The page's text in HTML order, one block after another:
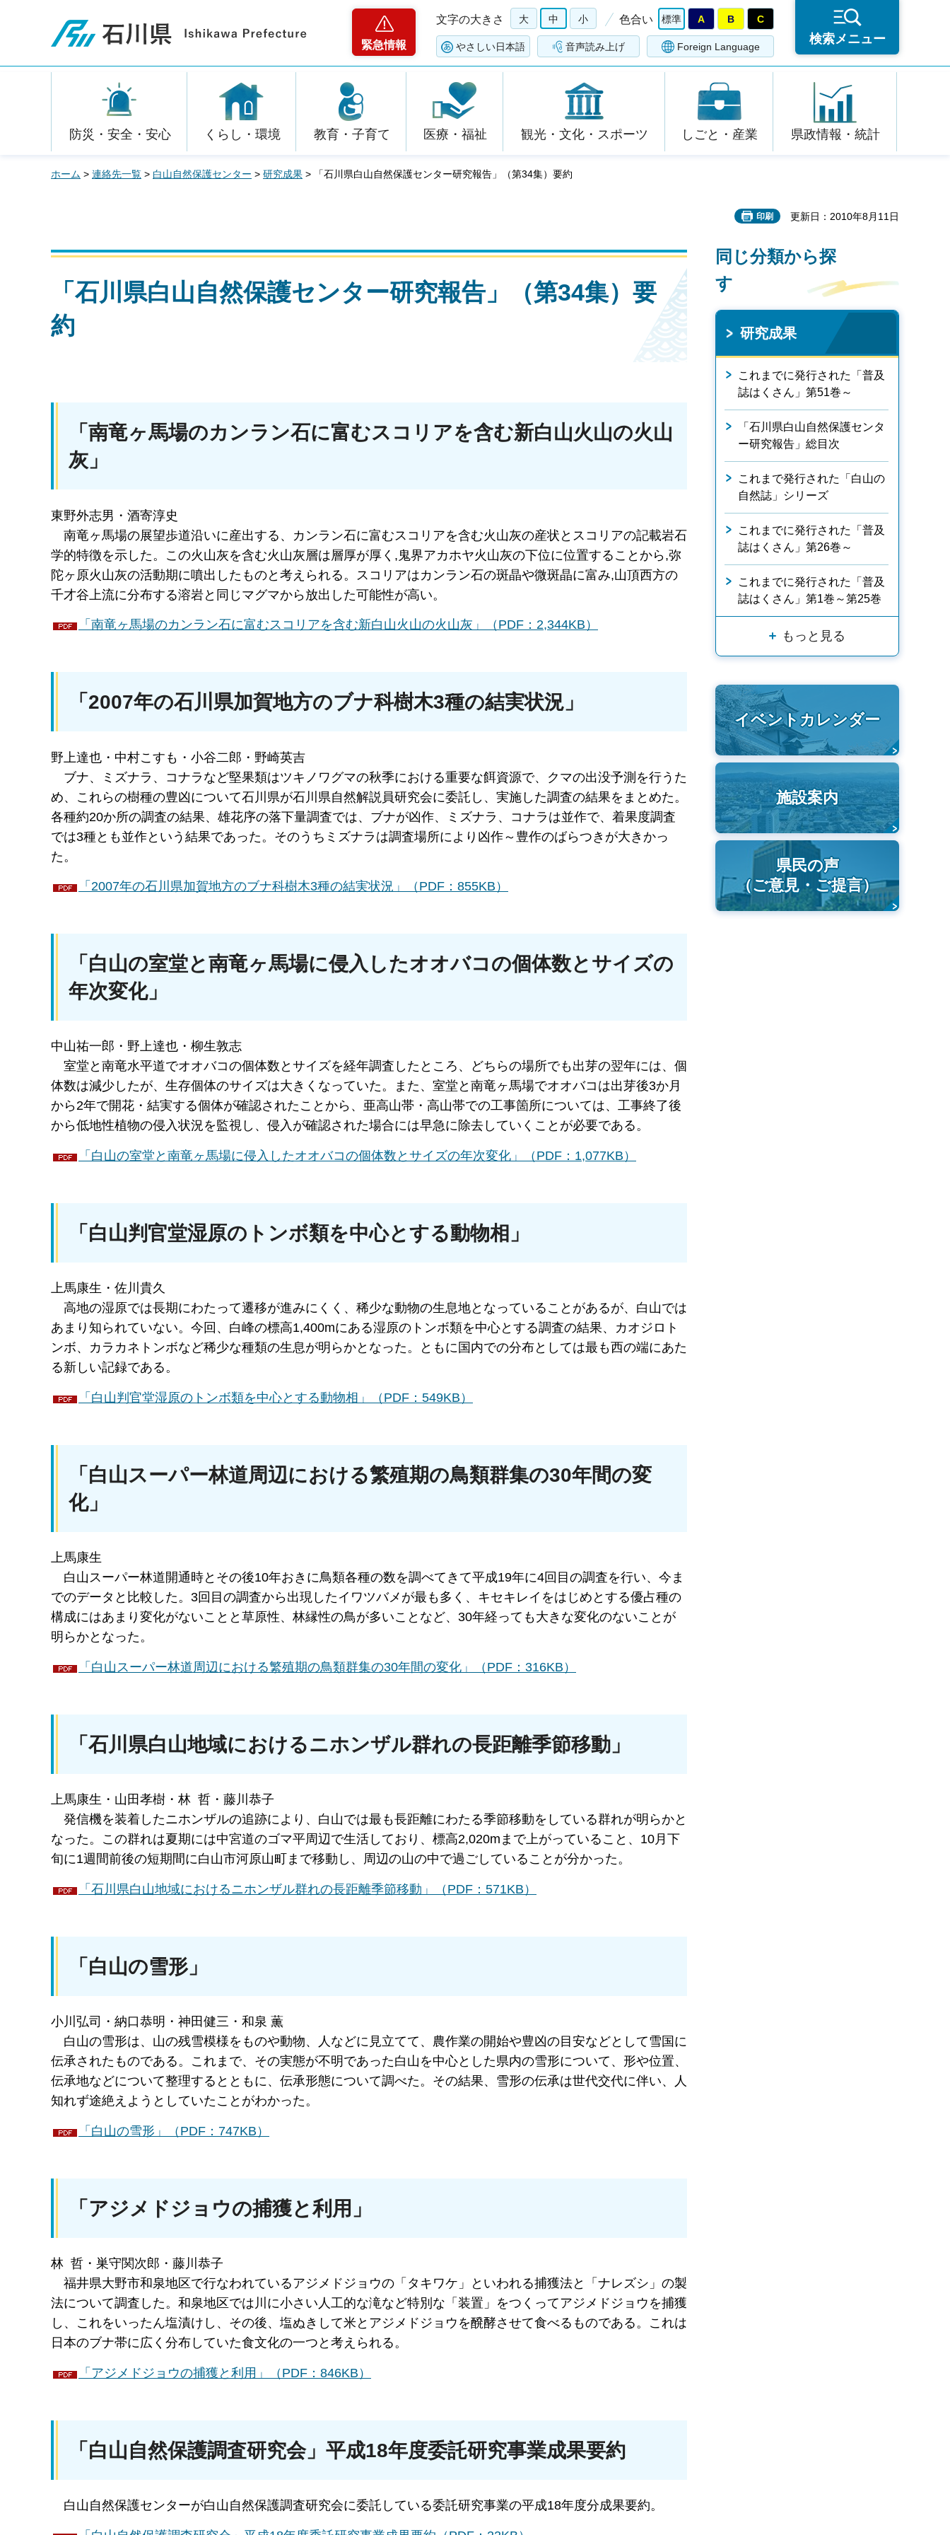
石川県
緊急情報
文字の大きさ 大 中 小 色合い 標準 A B C
やさしい日本語 音声読み上げ Foreign Language
検索メニュー
防災・安全・安心 くらし・環境 教育・子育て 医療・福祉 観光・文化・スポーツ しごと・産業 県政情報・統計
ホーム > 連絡先一覧 > 白山自然保護センター > 研究成果 > 「石川県白山自然保護センター研究報告」（第34集）要約
印刷 更新日：2010年8月11日
「石川県白山自然保護センター研究報告」（第34集）要
約
「南竜ヶ馬場のカンラン石に富むスコリアを含む新白山火山の火山
灰」
東野外志男・酒寄淳史
南竜ヶ馬場の展望歩道沿いに産出する、カンラン石に富むスコリアを含む火山灰の産状とスコリアの記載岩石
学的特徴を示した。この火山灰を含む火山灰層は層厚が厚く,鬼界アカホヤ火山灰の下位に位置することから,弥
陀ヶ原火山灰の活動期に噴出したものと考えられる。スコリアはカンラン石の斑晶や微斑晶に富み,山頂西方の
千才谷上流に分布する溶岩と同じマグマから放出した可能性が高い。
「南竜ヶ馬場のカンラン石に富むスコリアを含む新白山火山の火山灰」（PDF：2,344KB）
「2007年の石川県加賀地方のブナ科樹木3種の結実状況」
野上達也・中村こすも・小谷二郎・野崎英吉
ブナ、
ミズナラ、コナラなど堅果類はツキノワグマの秋季における重要な餌資源で、クマの出没予測を行うた
め、これらの樹種の豊凶について石川県が石川県自然解説員研究会に委託し、実施した調査の結果をまとめた。
各種約20か所の調査の結果、雄花序の落下量調査では、ブナが凶作、ミズナラ、コナラは並作で、着果度調査
では3種とも並作という結果であった。そのうちミズナラは調査場所により凶作～豊作のばらつきが大きかっ
た。
「2007年の石川県加賀地方のブナ科樹木3種の結実状況」（PDF：855KB）
「白山の室堂と南竜ヶ馬場に侵入したオオバコの個体数とサイズの
年次変化」
中山祐一郎・野上達也・柳生敦志
室堂 と南竜水平道でオオバコの個体数とサイズを経年調査したところ、どちらの場所でも出芽の翌年には、個
体数は減少したが、生存個体のサイズは大きくなっていた。また、室堂と南竜ヶ馬場でオオバコは出芽後3か月
から2年で開花・結実する個体が確認されたことから、亜高山帯・高山帯での工事箇所については、工事終了後
から低地性植物の侵入状況を監視し、侵入が確認された場合には早急に除去していくことが必要である。
「白山の室堂と南竜ヶ馬場に侵入したオオバコの個体数とサイズの年次変化」（PDF：1,077KB）
「白山判官堂湿原のトンボ類を中心とする動物相」
上馬康生・佐川貴久
高地の湿原では長期にわたって遷移が進みにくく、稀少な動物の生息地となっていることがあるが、白山では
あまり知られていない。今回、白峰の標高1,400mにある湿原のトンボ類を中心とする調査の結果、カオジロト
ンボ、カラカネトンボなど稀少な種類の生息が明らかとなった。ともに国内での分布としては最も西の端にあた
る新しい記録である。
「白山判官堂湿原のトンボ類を中心とする動物相」（PDF：549KB）
「白山スーパー林道周辺における繁殖期の鳥類群集の30年間の変
化」
上馬康生
白山スーパー林道開通時とその後10年おきに鳥類各種の数を調べてきて平成19年に4回目の調査を行い、今ま
でのデータと比較した。3回目の調査から出現したイワツバメが最も多く、キセキレイをはじめとする優占種の
構成にはあまり変化がないことと草原性、林縁性の鳥が多いことなど、30年経っても大きな変化のないことが
明らかとなった。
「白山スーパー林道周辺における繁殖期の鳥類群集の30年間の変化」（PDF：316KB）
「石川県白山地域におけるニホンザル群れの長距離季節移動」
上馬康生・山田孝樹・林 哲・藤川恭子
発信機を装着したニホンザルの追跡により、白山では最も長距離にわたる季節移動をしている群れが明らかと
なった。この群れは夏期には中宮道のゴマ平周辺で生活しており、標高2,020mまで上がっていること、10月下
旬に1週間前後の短期間に白山市河原山町まで移動し、周辺の山の中で過ごしていることが分かった。
「石川県白山地域におけるニホンザル群れの長距離季節移動」（PDF：571KB）
「白山の雪形」
小川弘司・納口恭明・神田健三・和泉 薫
白山の雪形は、山の残雪模様をものや動物、人などに見立てて、農作業の開始や豊凶の目安などとして雪国に
伝承されたものである。これまで、その実態が不明であった白山を中心とした県内の雪形について、形や位置、
伝承地などについて整理するとともに、伝承形態について調べた。その結果、雪形の伝承は世代交代に伴い、人
知れず途絶えようとしていたことがわかった。
「白山の雪形」（PDF：747KB）
「アジメドジョウの捕獲と利用」
林 哲・巣守関次郎・藤川恭子
福井県大野市和泉地区で行なわれているアジメドジョウの「タキワケ」といわれる捕獲法と「ナレズシ」の製
法について調査した。和泉地区では川に小さい人工的な滝など特別な「装置」をつくってアジメドジョウを捕獲
し、これをいったん塩漬けし、その後、塩ぬきして米とアジメドジョウを醗酵させて食べるものである。これは
日本のブナ帯に広く分布していた食文化の一つと考えられる。
「アジメドジョウの捕獲と利用」（PDF：846KB）
「白山自然保護調査研究会」平成18年度委託研究事業成果要約
白山自然保護センターが白山自然保護調査研究会に委託している委託研究事業の平成18年度分成果要約。
同じ分類から探
す
研究成果
これまでに発行された「普及
誌はくさん」第51巻～
「石川県白山自然保護センタ
ー研究報告」総目次
これまで発行された「白山の
自然誌」シリーズ
これまでに発行された「普及
誌はくさん」第26巻～
これまでに発行された「普及
誌はくさん」第1巻～第25巻
もっと見る
イベントカレンダー
施設案内
県民の声
（ご意見・ご提言）